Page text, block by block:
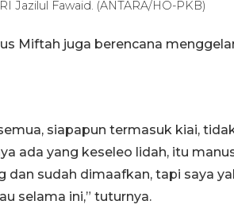
Jazilul Fawaid. (ANTARA/HO-PKB)
Miftah juga berencana
siapapun termasuk kiai,
ada yang keseleo lidah, itu
dan sudah dimaafkan, tapi saya
selama ini,” tuturnya.